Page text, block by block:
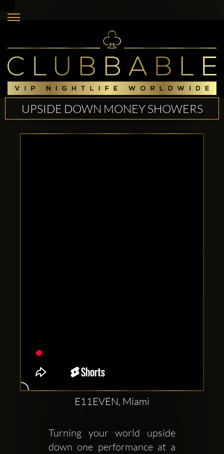
sociaux
Clubbable:
UPSIDE DOWN MONEY SHOWERS
E11EVEN, Miami
Turning your world upside
down one performance at a